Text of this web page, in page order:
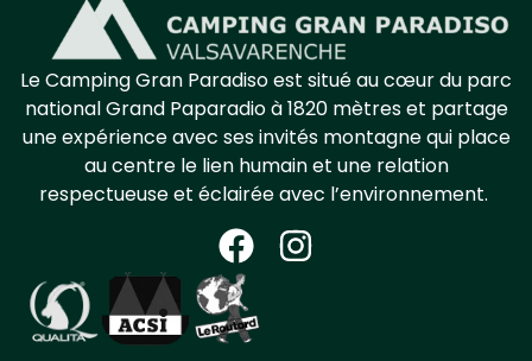
Le Camping Gran Paradiso est situé au cœurdu parc
nationalGrand Paparadio à 1820mètres et partage
une expérience avec ses invitésmontagnequi place
au centre le lien humain et une relation
respectueuse et éclairée avec l’environnement.